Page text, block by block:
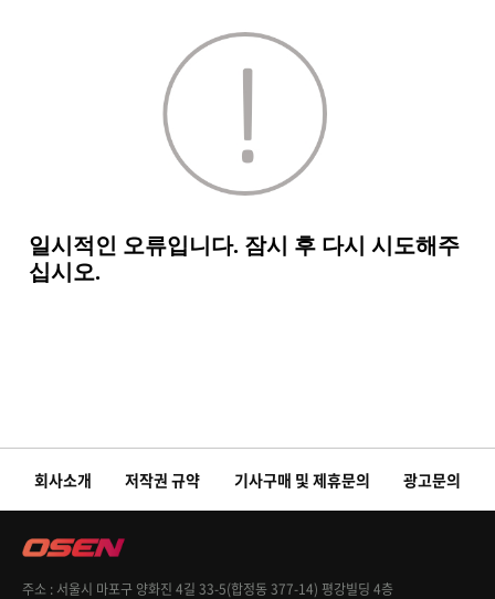
회사소개 저작권 규약 기사구매 및 제휴문의 광고문의
주소 서울시 마포구 양화진 4길 33-5(합정동 377-14) 평강빌딩 4층